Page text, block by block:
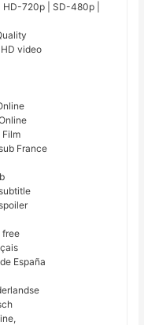
720p | SD-480p |
video
Film
France
free
España